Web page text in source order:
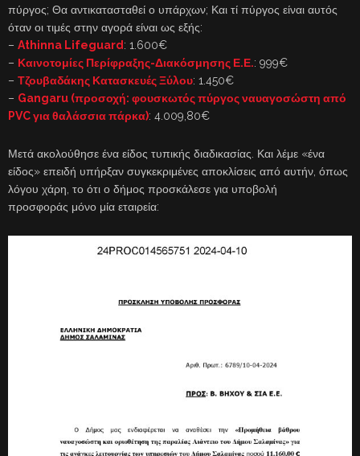
πύργος; Θα αντικατασταθεί ο υπάρχων; Και τί πύργος είναι αυτός
όταν οι τιμές στην αγορά είναι ως εξής:
– Athinna Lifeguard : 1.600€
– Καινοτομίες Περίφραξης-Διακόσμησης Ε.Ε.: 999€
– Τζουβαδάκης Κατασκευές Ξύλου: 1.450€
– Gangaru (προσοχή: φουσκωτός πύργος ναυαγοσώστη από
PVC για θαλάσσια πάρκα): 4.009,80€
Μετά ακολούθησε ένα είδος τυπικής διαδικασίας. Και λέμε «ένα
είδος» επειδή υπήρξαν συγκεκριμένες αποκλίσεις από αυτήν, όπως
λόγου χάρη, το ότι ο δήμος προσκάλεσε για υποβολή
προσφοράς μόνο μία εταιρεία: